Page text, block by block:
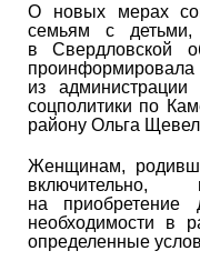
О новых мерах
семьям с детьми,
в Свердловской
из администрации
соцполитики по
району Ольга
Женщинам,
включительно,
на приобретение
необходимости в
определенные